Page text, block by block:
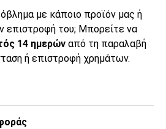
με κάποιο προϊόν μας ή
επιστροφή του; Μπορείτε να
14 ημερών από τη παραλαβή
ή επιστροφή χρημάτων.